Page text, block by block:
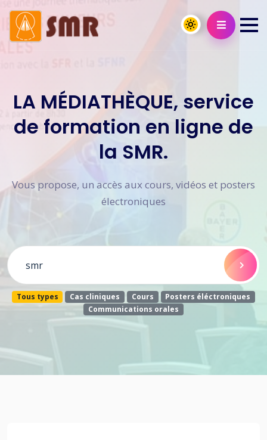
LA MÉDIATHÈQUE, service
de formation en ligne de
la SMR.
Vous propose, un accès aux cours, vidéos et posters
électroniques
Tous types Cas cliniques Cours
Posters éléctroniques
Communications orales